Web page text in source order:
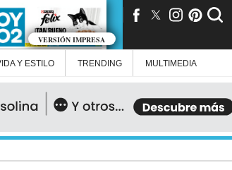
VERSIÓN IMPRESA
Y ESTILO TRENDING MULTIMEDIA